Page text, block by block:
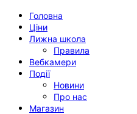
Головна
Ціни
Лижна школа
Правила
Вебкамери
Події
Новини
Про нас
Магазин